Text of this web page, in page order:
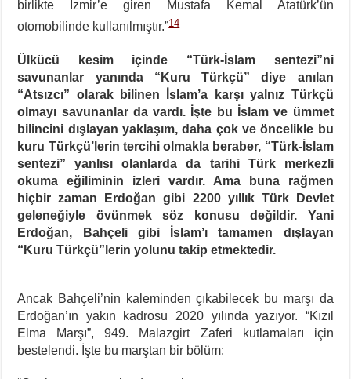
birlikte İzmir’e giren Mustafa Kemal Atatürk’ün
otomobilinde kullanılmıştır.”14
Ülkücü kesim içinde “Türk-İslam sentezi”ni
savunanlar yanında “Kuru Türkçü” diye anılan
“Atsızcı” olarak bilinen İslam’a karşı yalnız Türkçü
olmayı savunanlar da vardı. İşte bu İslam ve ümmet
bilincini dışlayan yaklaşım, daha çok ve öncelikle bu
kuru Türkçü’lerin tercihi olmakla beraber, “Türk-İslam
sentezi” yanlısı olanlarda da tarihi Türk merkezli
okuma eğiliminin izleri vardır. Ama buna rağmen
hiçbir zaman Erdoğan gibi 2200 yıllık Türk Devlet
geleneğiyle övünmek söz konusu değildir. Yani
Erdoğan, Bahçeli gibi İslam’ı tamamen dışlayan
“Kuru Türkçü”lerin yolunu takip etmektedir.
Ancak Bahçeli’nin kaleminden çıkabilecek bu marşı da
Erdoğan’ın yakın kadrosu 2020 yılında yazıyor. “Kızıl
Elma Marşı”, 949. Malazgirt Zaferi kutlamaları için
bestelendi. İşte bu marştan bir bölüm: